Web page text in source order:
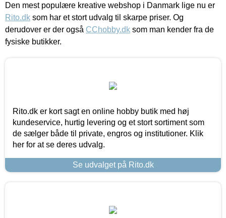
Den mest populære kreative webshop i Danmark lige nu er
Rito.dk som har et stort udvalg til skarpe priser. Og
derudover er der også CChobby.dk som man kender fra de
fysiske butikker.
Rito.dk er kort sagt en online hobby butik med høj
kundeservice, hurtig levering og et stort sortiment som
de sælger både til private, engros og institutioner. Klik
her for at se deres udvalg.
Se udvalget på Rito.dk